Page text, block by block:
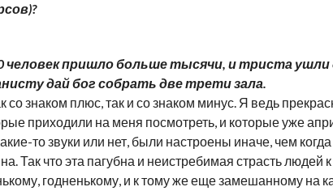
человек пришло больше тысячи, и триста
дай бог собрать две трети зала.
знаком плюс, так и со знаком минус. Я ведь
приходили на меня посмотреть, и которые уже
то звуки или нет, были настроены иначе, чем
Так что эта пагубна и неистребимая страсть людей
годненькому, и к тому же еще замешанному на